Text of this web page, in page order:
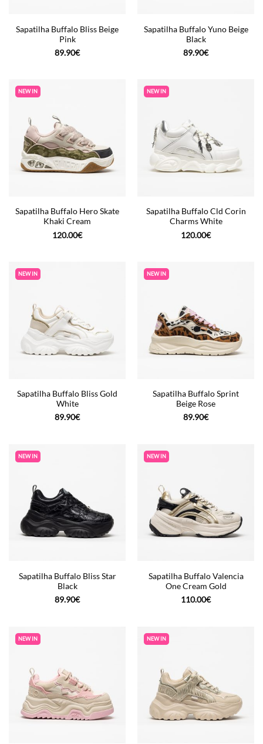
Sapatilha Buffalo Bliss Beige
Pink
89.90€
Sapatilha Buffalo Yuno Beige
Black
89.90€
NEW IN
Sapatilha Buffalo Hero Skate
Khaki Cream
120.00€
NEW IN
Sapatilha Buffalo Cld Corin
Charms White
120.00€
NEW IN
Sapatilha Buffalo Bliss Gold
White
89.90€
NEW IN
Sapatilha Buffalo Sprint
Beige Rose
89.90€
NEW IN
Sapatilha Buffalo Bliss Star
Black
89.90€
NEW IN
Sapatilha Buffalo Valencia
One Cream Gold
110.00€
NEW IN NEW IN